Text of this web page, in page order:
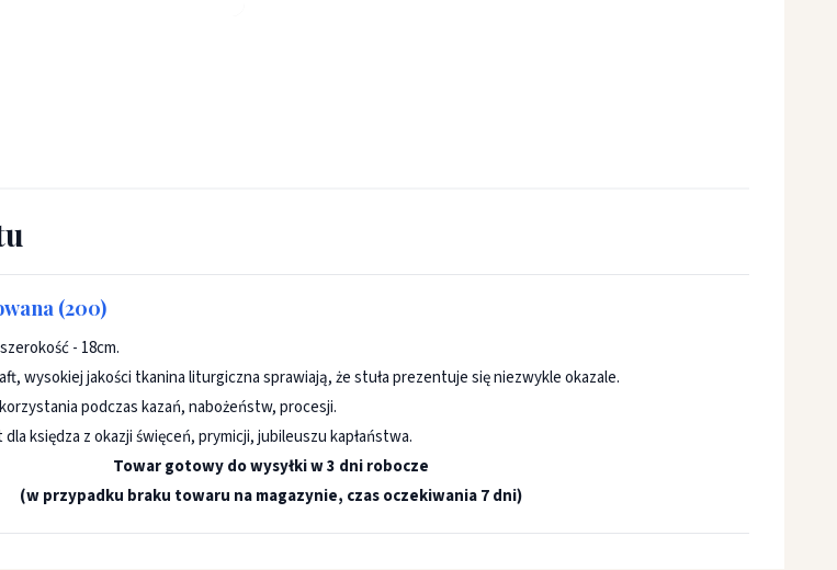
(200)
- 18cm.
wysokiej jakości tkanina liturgiczna sprawiają, że stuła prezentuje się niezwykle okazale.
podczas kazań, nabożeństw, procesji.
księdza z okazji święceń, prymicji, jubileuszu kapłaństwa.
Towar gotowy do wysyłki w 3 dni robocze
(w przypadku braku towaru na magazynie, czas oczekiwania 7 dni)